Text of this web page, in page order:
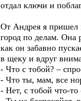
отдал ключи и
От Андрея я пришел
город по делам. Она
как он забавно
в щеку и вдруг
- Что с тобой? –
- Что ты, мам, все
- Нет, с тобой что-то